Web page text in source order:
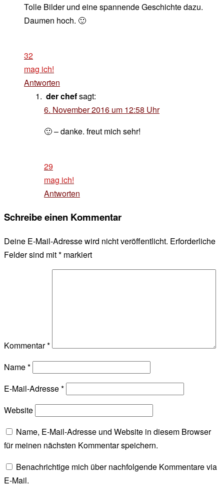
Tolle Bilder und eine spannende Geschichte dazu.
Daumen hoch. 🙂
32
mag ich!
Antworten
der chefsagt:
6. November 2016 um 12:58 Uhr
🙂 – danke. freut mich sehr!
29
mag ich!
Antworten
Schreibe einen Kommentar
Deine E-Mail-Adresse wird nicht veröffentlicht. Erforderliche
Felder sind mit* markiert
Kommentar*
Name*
E-Mail-Adresse*
Website
Name, E-Mail-Adresse und Website in diesem Browser
für meinen nächsten Kommentar speichern.
Benachrichtige mich über nachfolgende Kommentare via
E-Mail.